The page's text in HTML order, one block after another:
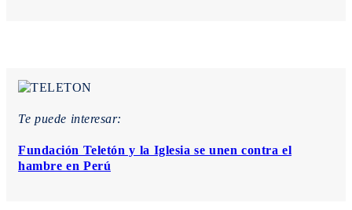
Te puede interesar:
Fundación Teletón y la Iglesia se unen contra el
hambre en Perú